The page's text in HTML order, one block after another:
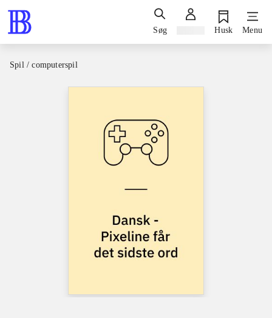
Søg Husk Menu
Spil / computerspil